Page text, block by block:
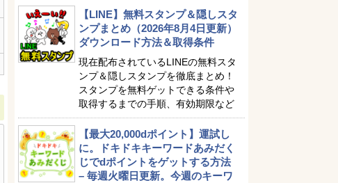
【LINE】無料スタンプ＆隠しスタ
ンプまとめ（2026年8月4日更新）
ダウンロード方法＆取得条件
現在配布されているLINEの無料スタ
ンプ＆隠しスタンプを徹底まとめ！
スタンプを無料ゲットできる条件や
取得するまでの手順、有効期限など
【最大20,000dポイント】運試し
に。ドキドキキーワードあみだく
じでdポイントをゲットする方法
– 毎週火曜日更新。今週のキーワ